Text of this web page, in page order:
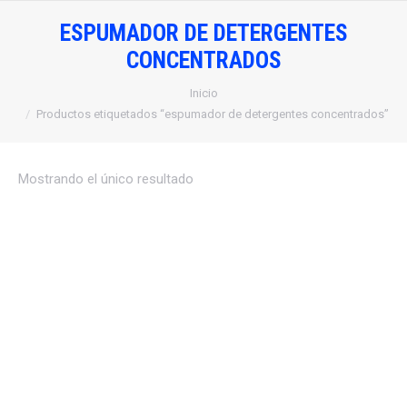
ESPUMADOR DE DETERGENTES
CONCENTRADOS
Inicio
Productos etiquetados “espumador de detergentes concentrados”
Mostrando el único resultado